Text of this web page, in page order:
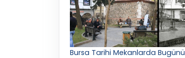
Bursa Tarihi Mekanlarda Bugünü